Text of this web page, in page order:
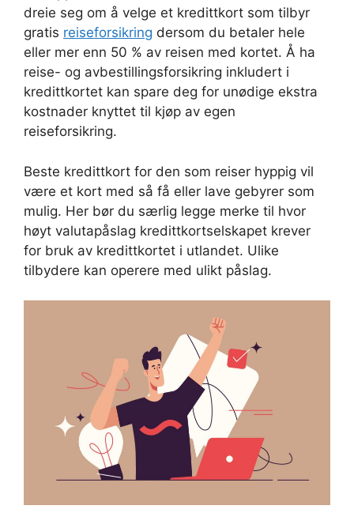
dreie seg om å velge et kredittkort som tilbyr
gratis reiseforsikring dersom du betaler hele
eller mer enn 50 % av reisen med kortet. Å ha
reise- og avbestillingsforsikring inkludert i
kredittkortet kan spare deg for unødige ekstra
kostnader knyttet til kjøp av egen
reiseforsikring.
Beste kredittkort for den som reiser hyppig vil
være et kort med så få eller lave gebyrer som
mulig. Her bør du særlig legge merke til hvor
høyt valutapåslag kredittkortselskapet krever
for bruk av kredittkortet i utlandet. Ulike
tilbydere kan operere med ulikt påslag.